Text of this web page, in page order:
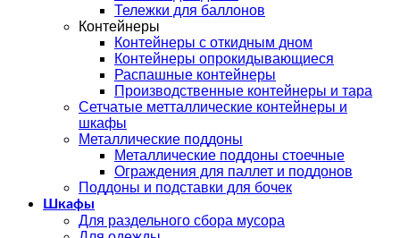
Тележки для баллонов
Контейнеры
Контейнеры с откидным дном
Контейнеры опрокидывающиеся
Распашные контейнеры
Производственные контейнеры и тара
Сетчатые метталлические контейнеры и
шкафы
Металлические поддоны
Металлические поддоны стоечные
Ограждения для паллет и поддонов
Поддоны и подставки для бочек
Шкафы
Для раздельного сбора мусора